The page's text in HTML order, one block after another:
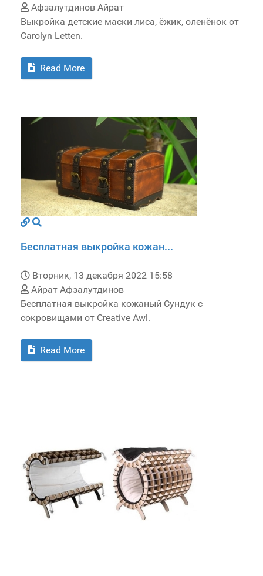
Афзалутдинов Айрат
Выкройка детские маски лиса, ёжик, оленёнок от
Carolyn Letten.
Read More
Бесплатная выкройка кожан...
Вторник, 13 декабря 2022 15:58
Айрат Афзалутдинов
Бесплатная выкройка кожаный Сундук с
сокровищами от Creative Awl.
Read More